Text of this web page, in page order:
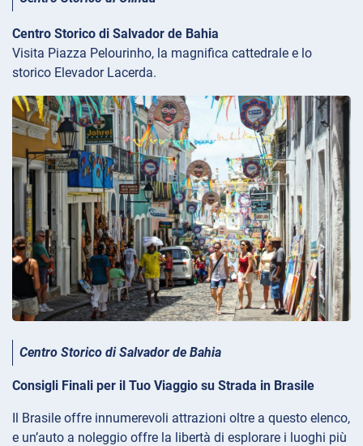
Centro Storico di Salvador de Bahia
Visita Piazza Pelourinho, la magnifica cattedrale e lo
storico Elevador Lacerda.
Centro Storico di Salvador de Bahia
Consigli Finali per il Tuo Viaggio su Strada in Brasile
Il Brasile offre innumerevoli attrazioni oltre a questo elenco,
e un’auto a noleggio offre la libertà di esplorare i luoghi più